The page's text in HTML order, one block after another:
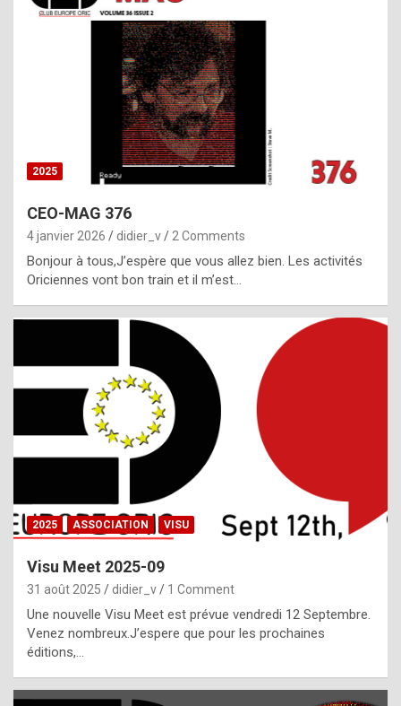
h
i
s
t
o
r
p
e
c
i
l
,
g
h
t
f
2025
CEO-MAG 376
4 janvier 2026 didier_v 2 Comments
Bonjour à tous,J’espère que vous allez bien. Les activités
Oriciennes vont bon train et il m’est…
2025 ASSOCIATION VISU
Visu Meet 2025-09
31 août 2025 didier_v 1 Comment
Une nouvelle Visu Meet est prévue vendredi 12 Septembre.
Venez nombreux.J’espere que pour les prochaines
éditions,…